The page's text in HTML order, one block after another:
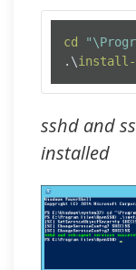
cd
.\install-
sshd and
installed